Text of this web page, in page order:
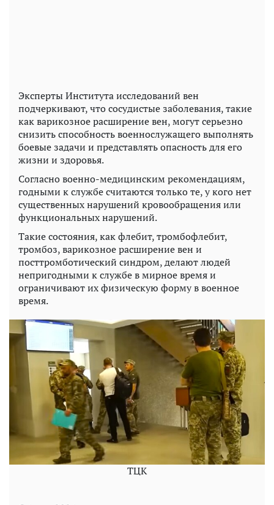
Эксперты Института исследований вен
подчеркивают, что сосудистые заболевания, такие
как варикозное расширение вен, могут серьезно
снизить способность военнослужащего выполнять
боевые задачи и представлять опасность для его
жизни и здоровья.
Согласно военно-медицинским рекомендациям,
годными к службе считаются только те, у кого нет
существенных нарушений кровообращения или
функциональных нарушений.
Такие состояния, как флебит, тромбофлебит,
тромбоз, варикозное расширение вен и
посттромботический синдром, делают людей
непригодными к службе в мирное время и
ограничивают их физическую форму в военное
время.
ТЦК